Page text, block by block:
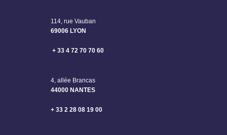
114, rue Vauban
69006 LYON
+ 33 4 72 70 70 60
4, allée Brancas
44000 NANTES
+ 33 2 28 08 19 00